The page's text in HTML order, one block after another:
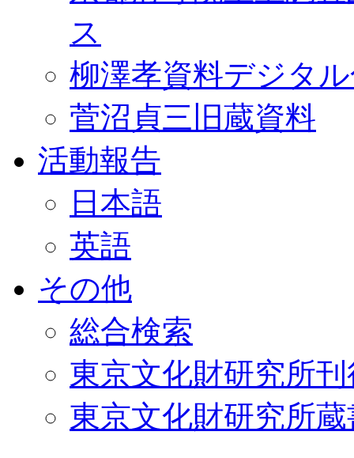
ス
柳澤孝資料デジタ
菅沼貞三旧蔵資料
活動報告
日本語
英語
その他
総合検索
東京文化財研究所
東京文化財研究所